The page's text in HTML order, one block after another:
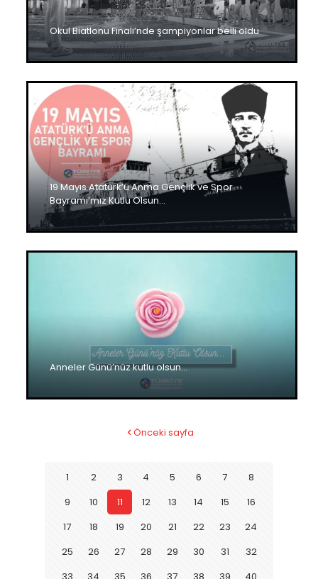
Okul Biatlonu Finali’nde şampiyonlar belli oldu
19 Mayıs Atatürk’ü Anma Gençlik ve Spor
Bayramı’mız Kutlu Olsun…
Anneler Günü’nüz kutlu olsun…
Önceki sayfa
1 2 3 4 5 6 7
8
9
10 11 12 13 14 15
16
17
18 19 20 21 22 23
24
25
26 27 28 29 30 31
32
33
34 35 36 37 38 39
40